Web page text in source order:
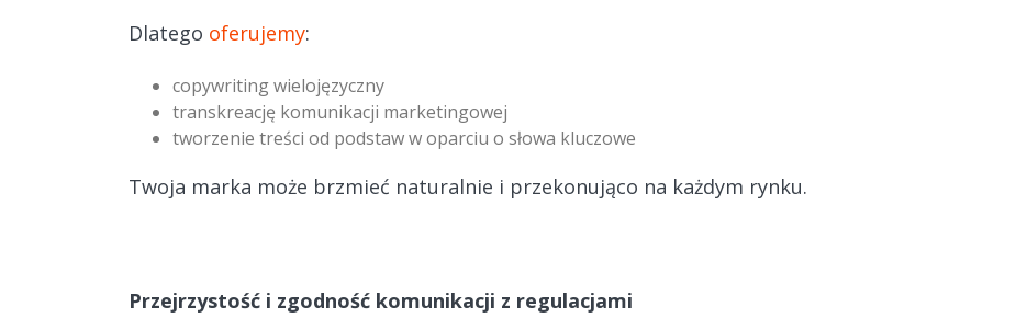
Dlatego oferujemy:
copywriting wielojęzyczny
transkreację komunikacji marketingowej
tworzenie treści od podstaw w oparciu o słowa kluczowe
Twoja marka może brzmieć naturalnie i przekonująco na każdym rynku.
Przejrzystość i zgodność komunikacji z regulacjami